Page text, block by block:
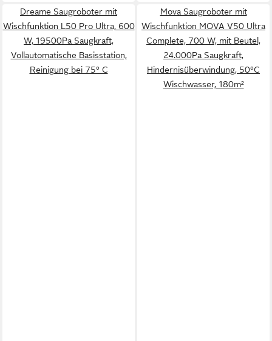
Dreame Saugroboter mit
Wischfunktion L50 Pro Ultra, 600
W, 19500Pa Saugkraft,
Vollautomatische Basisstation,
Reinigung bei 75° C
Mova Saugroboter mit
Wischfunktion MOVA V50 Ultra
Complete, 700 W, mit Beutel,
24.000Pa Saugkraft,
Hindernisüberwindung, 50°C
Wischwasser, 180m²